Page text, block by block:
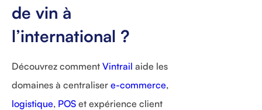
de vin à
l’international ?
Découvrez comment Vintrail aide les
domaines à centraliser e-commerce,
logistique, POSet expérience client